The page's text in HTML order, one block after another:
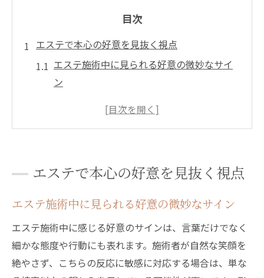
目次
エステで本心の好意を見抜く視点
エステ施術中に見られる好意の微妙なサイ
ン
接客の丁寧さから好意を読み取るコツ
エステティシャンの非言語表現に注目する
理由
エステで営業か好意かを見抜く具体的なポ
イント
サービス精神と好意の違いを理解するコツ
エステで本心の好意を見抜く視点
エステ施術中に見られる好意の微妙なサイン
エステ施術中に感じる好意のサインは、言葉だけでなく
細かな態度や行動にも表れます。施術者が自然な笑顔を
絶やさず、こちらの反応に敏感に対応する場合は、単な